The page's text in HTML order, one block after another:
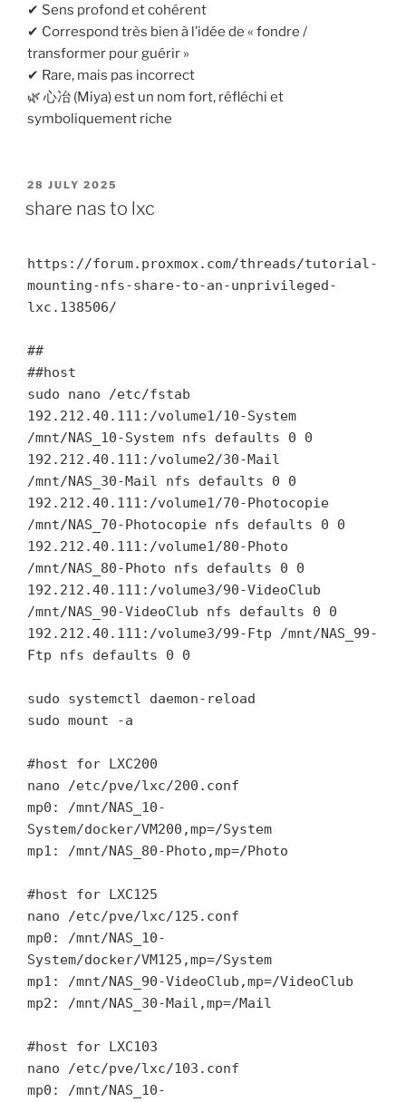
✔ Sens profond et cohérent
✔ Correspond très bien à l’idée de « fondre /
transformer pour guérir »
✔ Rare, mais pas incorrect
🌿 心冶 (Miya) est un nom fort, réfléchi et
symboliquement riche
POSTED
ON
28 JULY 2025
share nas to lxc
https://forum.proxmox.com/threads/tutorial-
mounting-nfs-share-to-an-unprivileged-
lxc.138506/
##
##host
sudo nano /etc/fstab
192.212.40.111:/volume1/10-System
/mnt/NAS_10-System nfs defaults 0 0
192.212.40.111:/volume2/30-Mail
/mnt/NAS_30-Mail nfs defaults 0 0
192.212.40.111:/volume1/70-Photocopie
/mnt/NAS_70-Photocopie nfs defaults 0 0
192.212.40.111:/volume1/80-Photo
/mnt/NAS_80-Photo nfs defaults 0 0
192.212.40.111:/volume3/90-VideoClub
/mnt/NAS_90-VideoClub nfs defaults 0 0
192.212.40.111:/volume3/99-Ftp /mnt/NAS_99-
Ftp nfs defaults 0 0
sudo systemctl daemon-reload
sudo mount -a
#host for LXC200
nano /etc/pve/lxc/200.conf
mp0: /mnt/NAS_10-
System/docker/VM200,mp=/System
mp1: /mnt/NAS_80-Photo,mp=/Photo
#host for LXC125
nano /etc/pve/lxc/125.conf
mp0: /mnt/NAS_10-
System/docker/VM125,mp=/System
mp1: /mnt/NAS_90-VideoClub,mp=/VideoClub
mp2: /mnt/NAS_30-Mail,mp=/Mail
#host for LXC103
nano /etc/pve/lxc/103.conf
mp0: /mnt/NAS_10-